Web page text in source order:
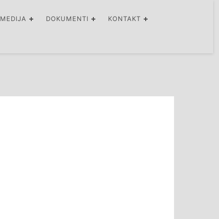
DOKUMENTI KONTAKT